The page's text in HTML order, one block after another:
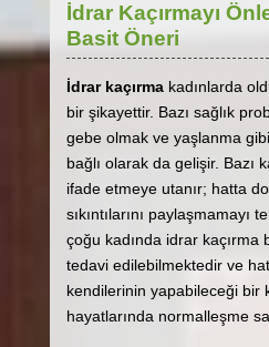
İdrar Kaçırmayı
Basit Öneri
İdrar kaçırmakadınlarda
bir şikayettir. Bazı sağlık
gebe olmak ve yaşlanma
bağlı olarak da gelişir. Bazı
ifade etmeye utanır; hatta
sıkıntılarını paylaşmamayı
çoğu kadında idrar kaçırma
tedavi edilebilmektedir ve
kendilerinin yapabileceği bir
hayatlarında normalleşme